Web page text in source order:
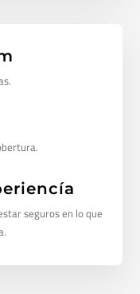
seguros en lo que